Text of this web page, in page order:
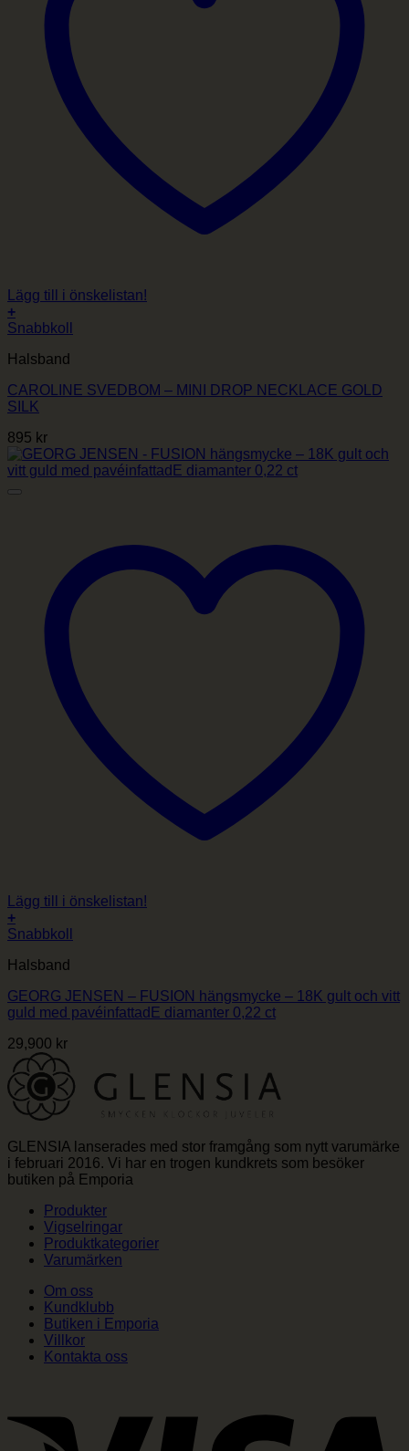
Lägg till i önskelistan!
+
Snabbkoll
Halsband
CAROLINE SVEDBOM – MINI DROP NECKLACE GOLD
SILK
895 kr
Lägg till i önskelistan!
+
Snabbkoll
Halsband
GEORG JENSEN – FUSION hängsmycke – 18K gult och vitt
guld med pavéinfattadE diamanter 0,22 ct
29,900 kr
GLENSIA lanserades med stor framgång som nytt varumärke
i februari 2016. Vi har en trogen kundkrets som besöker
butiken på Emporia
Produkter
Vigselringar
Produktkategorier
Varumärken
Om oss
Kundklubb
Butiken i Emporia
Villkor
Kontakta oss